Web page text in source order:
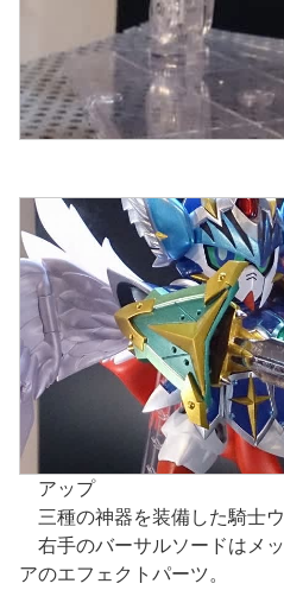
アップ
三種の神器を装備した騎士ウ
右手のバーサルソードはメ
アのエフェクトパーツ。